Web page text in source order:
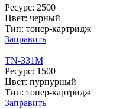
Ресурс: 2500
Цвет: черный
Тип: тонер-картридж
Заправить
TN-331M
Ресурс: 1500
Цвет: пурпурный
Тип: тонер-картридж
Заправить